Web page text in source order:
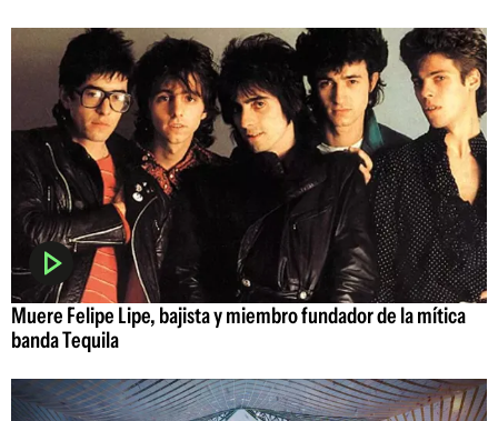
Muere Felipe Lipe, bajista y miembro fundador de la mítica
banda Tequila